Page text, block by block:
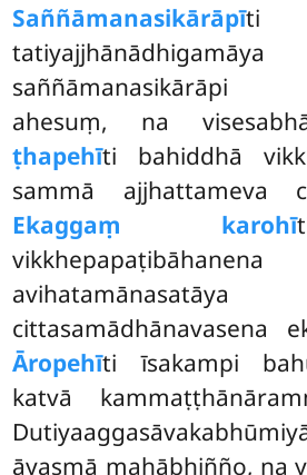
Saññāmanasikārāpīti
tatiyajjhānādhigamāya
saññāmanasikārāpi
ahesuṃ, na
ṭhapehīti bahiddhā
sammā ajjhattameva
Ekaggaṃ karohī
vikkhepapaṭibāhanena
avihatamānasatāya
cittasamādhānavasena
Āropehīti īsakampi
katvā
āyasmā mahābhiñño, na